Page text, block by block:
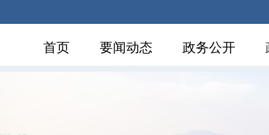
首页 要闻动态 政务公开